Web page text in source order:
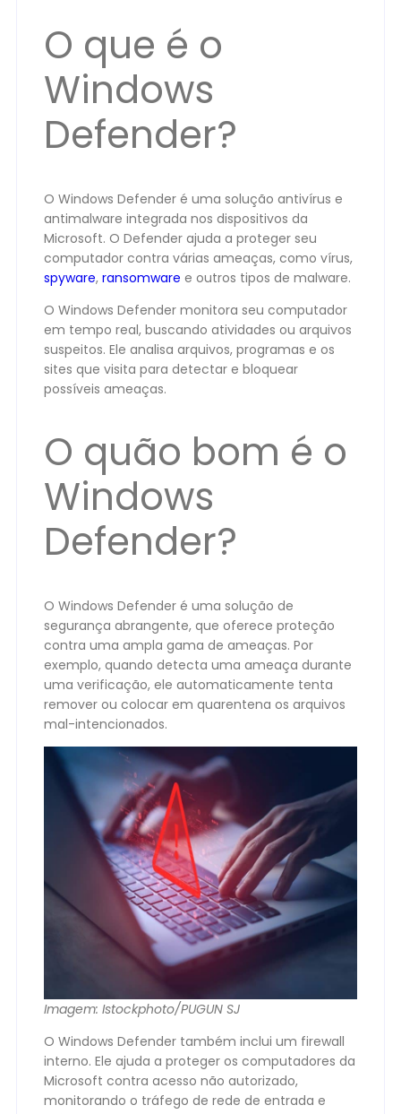
O que é o
Windows
Defender?
O Windows Defender é uma solução antivírus e
antimalware integrada nos dispositivos da
Microsoft. O Defender ajuda a proteger seu
computador contra várias ameaças, como vírus,
spyware, ransomware e outros tipos de malware.
O Windows Defender monitora seu computador
em tempo real, buscando atividades ou arquivos
suspeitos. Ele analisa arquivos, programas e os
sites que visita para detectar e bloquear
possíveis ameaças.
O quão bom é o
Windows
Defender?
O Windows Defender é uma solução de
segurança abrangente, que oferece proteção
contra uma ampla gama de ameaças. Por
exemplo, quando detecta uma ameaça durante
uma verificação, ele automaticamente tenta
remover ou colocar em quarentena os arquivos
mal-intencionados.
Imagem: Istockphoto/PUGUN SJ
O Windows Defender também inclui um firewall
interno. Ele ajuda a proteger os computadores da
Microsoft contra acesso não autorizado,
monitorando o tráfego de rede de entrada e